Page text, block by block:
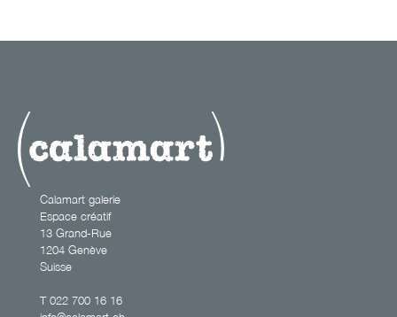
les femmes
Calamart galerie
Espace créatif
13 Grand-Rue
1204 Genève
Suisse
T 022 700 16 16